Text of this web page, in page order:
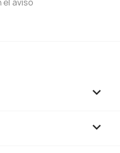
aviso

